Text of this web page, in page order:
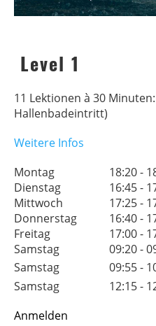
Level 1
11 Lektionen à 30 Minuten:
Hallenbadeintritt)
Weitere Infos
Montag
18:20 -
Dienstag
16:45 -
Mittwoch
17:25 -
Donnerstag
16:40 -
Freitag
17:00 -
Samstag
09:20 -
Samstag
09:55 -
Samstag
12:15 -
Anmelden